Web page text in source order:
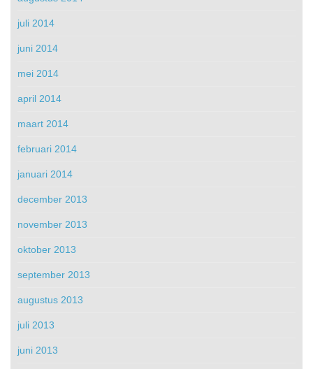
juli 2014
juni 2014
mei 2014
april 2014
maart 2014
februari 2014
januari 2014
december 2013
november 2013
oktober 2013
september 2013
augustus 2013
juli 2013
juni 2013